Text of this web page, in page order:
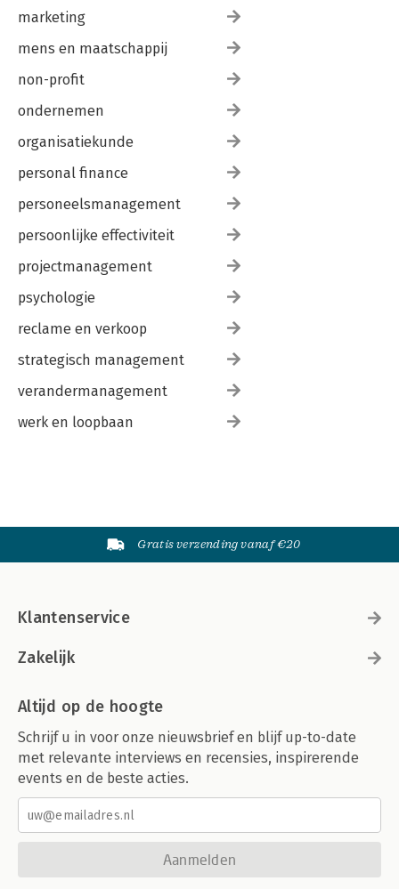
marketing
mens en maatschappij
non-profit
ondernemen
organisatiekunde
personal finance
personeelsmanagement
persoonlijke effectiviteit
projectmanagement
psychologie
reclame en verkoop
strategisch management
verandermanagement
werk en loopbaan
Gratis verzending vanaf €20
Klantenservice
Zakelijk
Altijd op de hoogte
Schrijf u in voor onze nieuwsbrief en blijf up-to-date
met relevante interviews en recensies, inspirerende
events en de beste acties.
Aanmelden